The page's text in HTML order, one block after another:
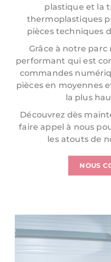
plastique et la
thermoplastiques
pièces techniques
Grâce à notre
performant qui est
commandes
pièces en moyennes
la plus
Découvrez dès
faire appel à nous
les atouts de
NOUS